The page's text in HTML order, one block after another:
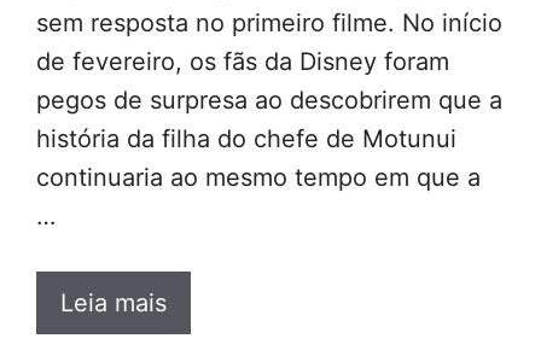
sem resposta no primeiro filme. No início
de fevereiro, os fãs da Disney foram
pegos de surpresa ao descobrirem que a
história da filha do chefe de Motunui
continuaria ao mesmo tempo em que a
…
Leia mais